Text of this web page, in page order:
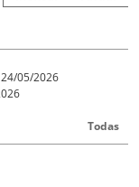
05/2026
Todas